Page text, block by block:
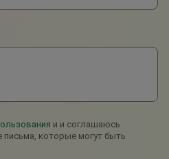
и и соглашаюсь
письма, которые могут быть